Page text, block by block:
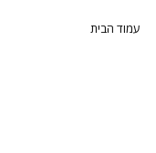
עמוד הבית